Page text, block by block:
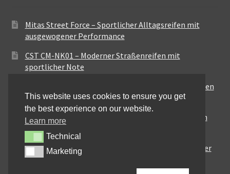
Mitas Street Force – Sportlicher Alltagsreifen mit
ausgewogener Performance
CST CM-NK01 – Moderner Straßenreifen mit
sportlicher Note
Maxxis MA-ST3 – Ausgewogener Sport-Touring-Reifen
für vielseitige Einsätze
Pirelli City Demon – Zuverlässigkeit für den urbanen
Alltag
Metzeler Perfect ME77 – Klassische Optik mit solider
Straßenperformance
This website uses cookies to ensure you get
the best experience on our website.
Learn more
TechnicalTechnical
MarketingMarketing